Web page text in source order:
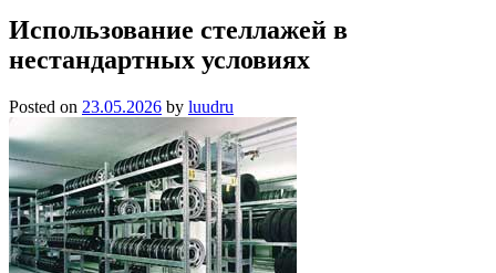
Использование стеллажей в
нестандартных условиях
Posted on 23.05.2026 by luudru